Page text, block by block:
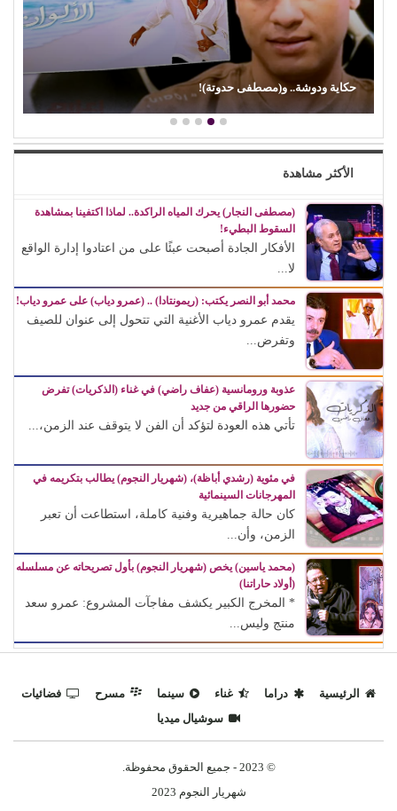
حكاية ودوشة.. و(مصطفى حدوتة)!
الأكثر مشاهدة
(مصطفى النجار) يحرك المياه الراكدة.. لماذا اكتفينا بمشاهدة
السقوط البطيء!
الأفكار الجادة أصبحت عبئًا على من اعتادوا إدارة الواقع
لا...
محمد أبو النصر يكتب: (ريمونتادا) .. (عمرو دياب) على عمرو دياب!
يقدم عمرو دياب الأغنية التي تتحول إلى عنوان للصيف
وتفرض...
عذوبة ورومانسية (عفاف راضي) في غناء (الذكريات) تفرض
حضورها الراقي من جديد
تأتي هذه العودة لتؤكد أن الفن لا يتوقف عند الزمن،...
في مئوية (رشدي أباظة)، (شهريار النجوم) يطالب بتكريمه في
المهرجانات السينمائية
كان حالة جماهيرية وفنية كاملة، استطاعت أن تعبر
الزمن، وأن...
(محمد ياسين) يخص (شهريار النجوم) بأول تصريحاته عن مسلسله
(أولاد حاراتنا)
* المخرج الكبير يكشف مفاجآت المشروع: عمرو سعد
منتج وليس...
الرئيسية دراما غناء سينما مسرح
فضائيات
سوشيال ميديا
© 2023 - جميع الحقوق محفوظة.
شهريار النجوم 2023